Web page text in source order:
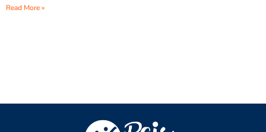
Read More »